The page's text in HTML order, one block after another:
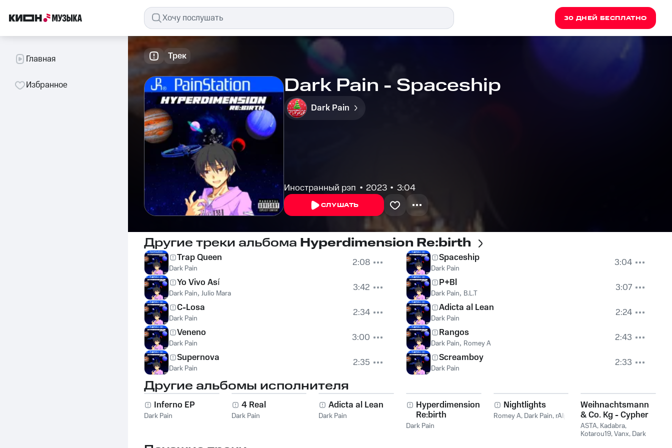
30 ДНЕЙ БЕСПЛАТНО
Главная
Избранное
Трек
Dark Pain - Spaceship
Dark Pain
Иностранный рэп 2023 3:04
СЛУШАТЬ
Другие треки альбома Hyperdimension Re:birth
Trap Queen
Dark Pain
2:08
Yo Vivo Así
Dark Pain, Julio Mara
3:42
C-Losa
Dark Pain
2:34
Veneno
Dark Pain
3:00
Supernova
Dark Pain 2:35
Spaceship
Dark Pain
3:04
P+Bl
Dark Pain, B.L.T
3:07
Adicta al Lean
Dark Pain
2:24
Rangos
Dark Pain, Romey A
2:43
Screamboy
Dark Pain 2:33
Другие альбомы исполнителя
Inferno EP
Dark Pain
4 Real
Dark Pain
Adicta al Lean
Dark Pain
Hyperdimension
Re:birth
Dark Pain
Nightlights
Romey A, Dark Pain, rAIp
Weihnachtsmann
& Co. Kg - Cypher
ASTA, Kadabra,
Kotarou19,Vanx, Dark